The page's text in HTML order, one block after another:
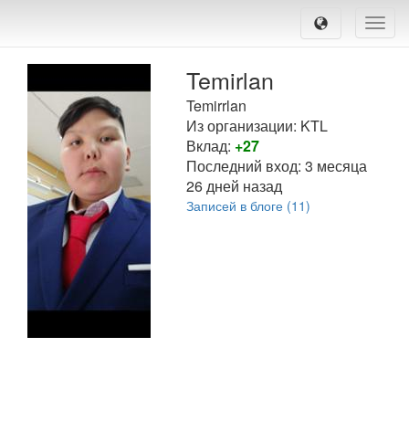
Toggle
Temirlan
Temirrlan
Из организации: KTL
Вклад: +27
Последний вход:3 месяца
26 дней назад
Записей в блоге (11)